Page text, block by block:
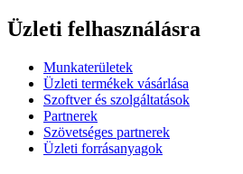
Üzleti felhasználásra
Munkaterületek
Üzleti termékek vásárlása
Szoftver és szolgáltatások
Partnerek
Szövetséges partnerek
Üzleti forrásanyagok